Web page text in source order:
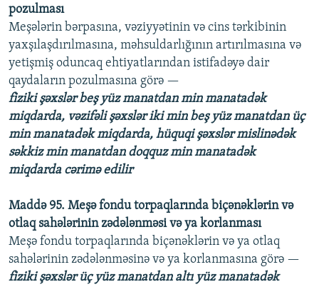
pozulması
Meşələrin bərpasına, vəziyyətinin və cins tərkibinin
yaxşılaşdırılmasına, məhsuldarlığının artırılmasına və
yetişmiş oduncaq ehtiyatlarından istifadəyə dair
qaydaların pozulmasına görə —
fiziki şəxslər beş yüz manatdan min manatadək
miqdarda, vəzifəli şəxslər iki min beş yüz manatdan üç
min manatadək miqdarda, hüquqi şəxslər mislinədək
səkkiz min manatdan doqquz min manatadək
miqdarda cərimə edilir
Maddə 95. Meşə fondu torpaqlarında biçənəklərin və
otlaq sahələrinin zədələnməsi və ya korlanması
Meşə fondu torpaqlarında biçənəklərin və ya otlaq
sahələrinin zədələnməsinə və ya korlanmasına görə —
fiziki şəxslər üç yüz manatdan altı yüz manatadək